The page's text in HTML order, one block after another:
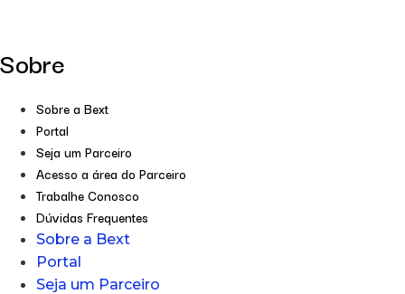
Sobre
Sobre a Bext
Portal
Seja um Parceiro
Acesso a área do Parceiro
Trabalhe Conosco
Dúvidas Frequentes
Sobre a Bext
Portal
Seja um Parceiro